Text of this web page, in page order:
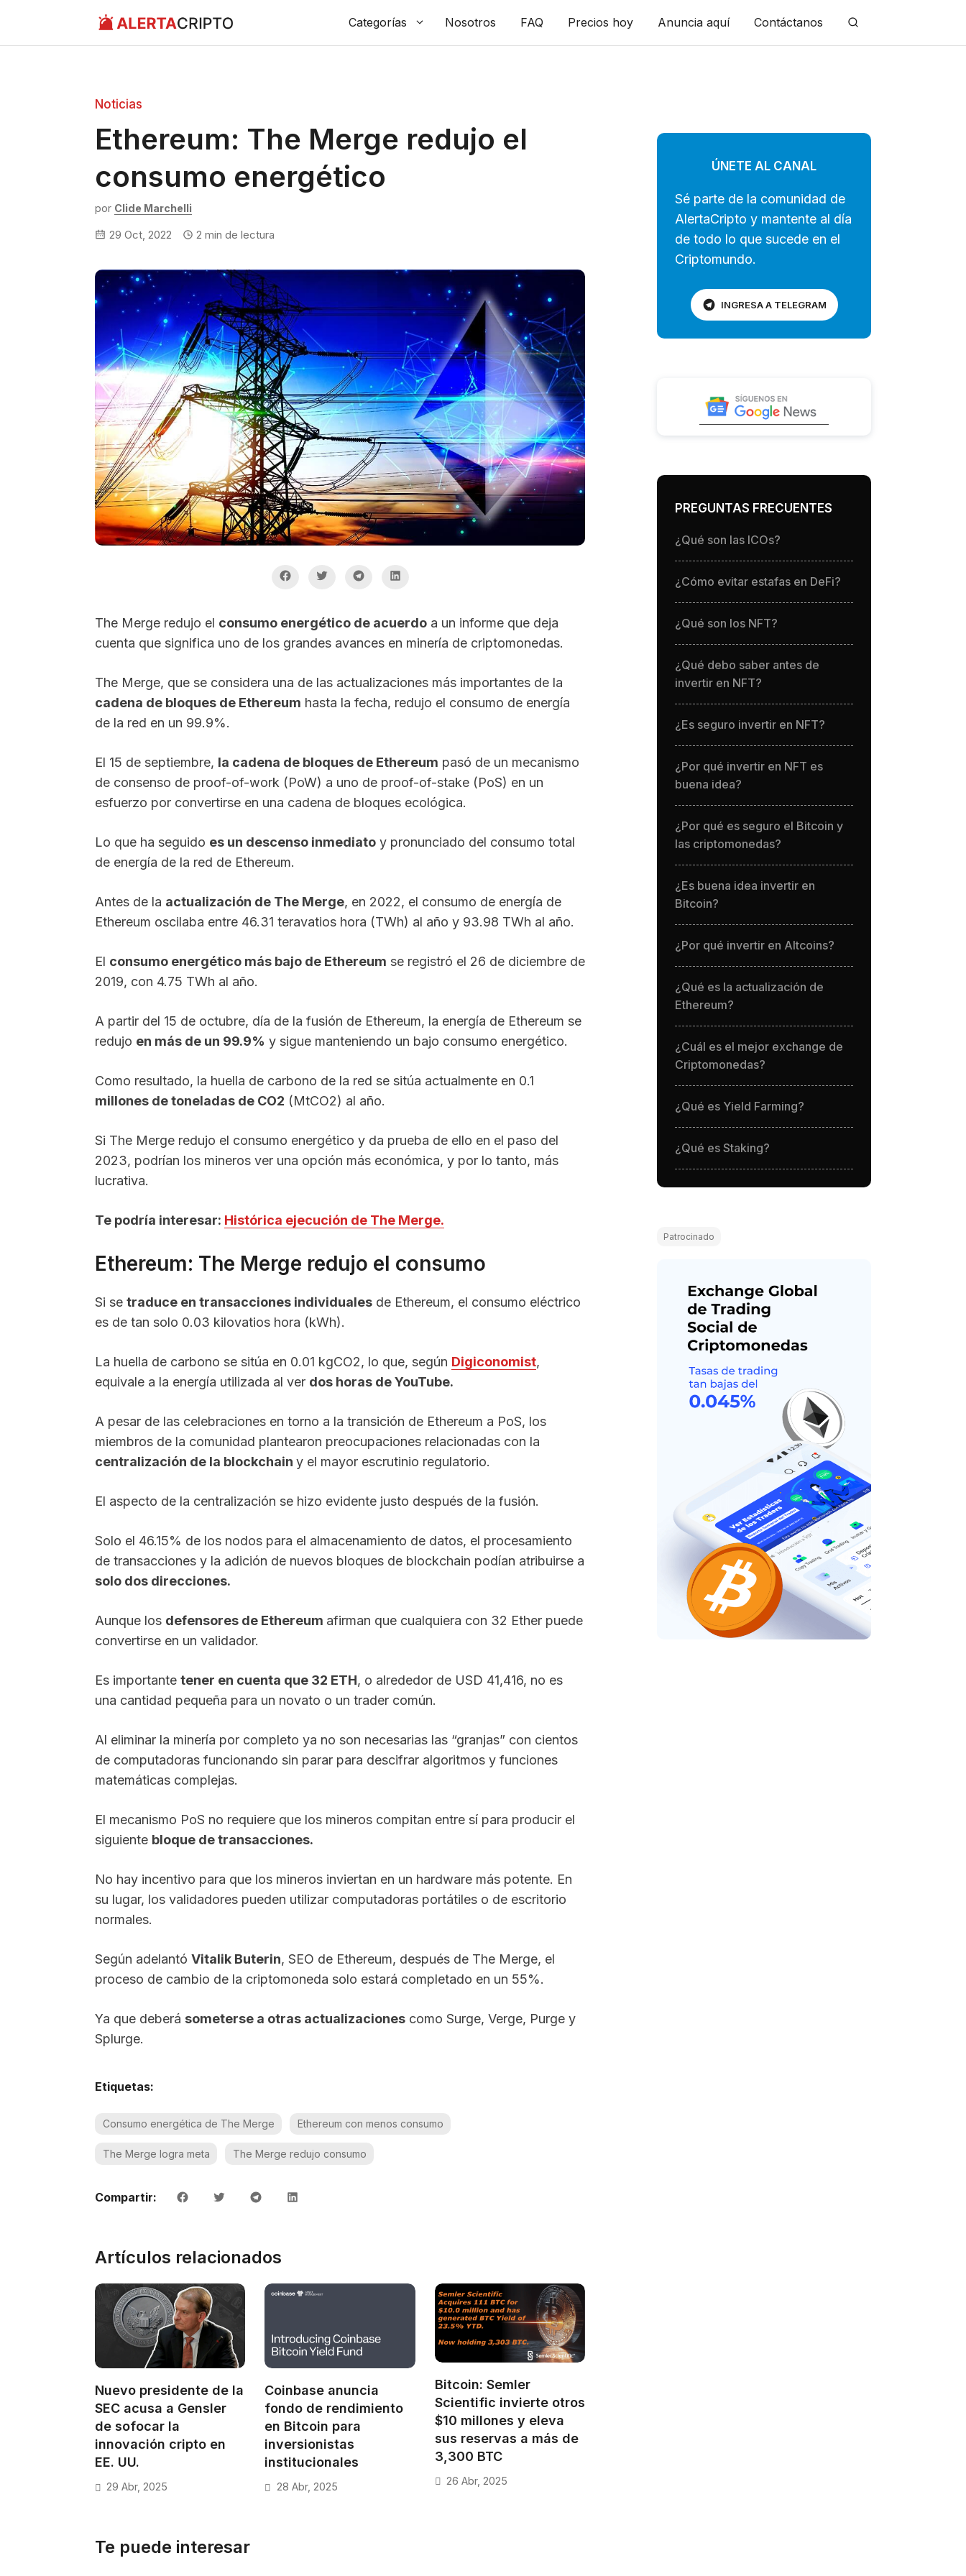
contenido
Categorías Nosotros FAQ Precios hoy Anuncia aquí Contáctanos
Noticias
Ethereum: The Merge redujo el
consumo energético
por Clide Marchelli
29 Oct, 2022 2 min de lectura
The Merge redujo el consumo energético de acuerdo a un informe que deja
cuenta que significa uno de los grandes avances en minería de criptomonedas.
The Merge, que se considera una de las actualizaciones más importantes de la
cadena de bloques de Ethereum hasta la fecha, redujo el consumo de energía
de la red en un 99.9%.
El 15 de septiembre, la cadena de bloques de Ethereum pasó de un mecanismo
de consenso de proof-of-work (PoW) a uno de proof-of-stake (PoS) en un
esfuerzo por convertirse en una cadena de bloques ecológica.
Lo que ha seguido es un descenso inmediato y pronunciado del consumo total
de energía de la red de Ethereum.
Antes de la actualización de The Merge, en 2022, el consumo de energía de
Ethereum oscilaba entre 46.31 teravatios hora (TWh) al año y 93.98 TWh al año.
El consumo energético más bajo de Ethereum se registró el 26 de diciembre de
2019, con 4.75 TWh al año.
A partir del 15 de octubre, día de la fusión de Ethereum, la energía de Ethereum se
redujo en más de un 99.9% y sigue manteniendo un bajo consumo energético.
Como resultado, la huella de carbono de la red se sitúa actualmente en 0.1
millones de toneladas de CO2 (MtCO2) al año.
Si The Merge redujo el consumo energético y da prueba de ello en el paso del
2023, podrían los mineros ver una opción más económica, y por lo tanto, más
lucrativa.
Te podría interesar: Histórica ejecución de The Merge.
Ethereum: The Merge redujo el consumo
Si se traduce en transacciones individuales de Ethereum, el consumo eléctrico
es de tan solo 0.03 kilovatios hora (kWh).
La huella de carbono se sitúa en 0.01 kgCO2, lo que, según Digiconomist,
equivale a la energía utilizada al ver dos horas de YouTube.
A pesar de las celebraciones en torno a la transición de Ethereum a PoS, los
miembros de la comunidad plantearon preocupaciones relacionadas con la
centralización de la blockchain y el mayor escrutinio regulatorio.
El aspecto de la centralización se hizo evidente justo después de la fusión.
Solo el 46.15% de los nodos para el almacenamiento de datos, el procesamiento
de transacciones y la adición de nuevos bloques de blockchain podían atribuirse a
solo dos direcciones.
Aunque los defensores de Ethereum afirman que cualquiera con 32 Ether puede
convertirse en un validador.
Es importante tener en cuenta que 32 ETH, o alrededor de USD 41,416, no es
una cantidad pequeña para un novato o un trader común.
Al eliminar la minería por completo ya no son necesarias las “granjas” con cientos
de computadoras funcionando sin parar para descifrar algoritmos y funciones
matemáticas complejas.
El mecanismo PoS no requiere que los mineros compitan entre sí para producir el
siguiente bloque de transacciones.
No hay incentivo para que los mineros inviertan en un hardware más potente. En
su lugar, los validadores pueden utilizar computadoras portátiles o de escritorio
normales.
Según adelantó Vitalik Buterin, SEO de Ethereum, después de The Merge, el
proceso de cambio de la criptomoneda solo estará completado en un 55%.
Ya que deberá someterse a otras actualizaciones como Surge, Verge, Purge y
Splurge.
Etiquetas:
Consumo energética de The Merge Ethereum con menos consumo
The Merge logra meta The Merge redujo consumo
Compartir:
Artículos relacionados
Nuevo presidente de la
SEC acusa a Gensler
de sofocar la
innovación cripto en
EE. UU.
29 Abr, 2025
Coinbase anuncia
fondo de rendimiento
en Bitcoin para
inversionistas
institucionales
28 Abr, 2025
Bitcoin: Semler
Scientific invierte otros
$10 millones y eleva
sus reservas a más de
3,300 BTC
26 Abr, 2025
Te puede interesar
ÚNETE AL CANAL
Sé parte de la comunidad de
AlertaCripto y mantente al día
de todo lo que sucede en el
Criptomundo.
INGRESA A TELEGRAM
PREGUNTAS FRECUENTES
¿Qué son las ICOs?
¿Cómo evitar estafas en DeFi?
¿Qué son los NFT?
¿Qué debo saber antes de
invertir en NFT?
¿Es seguro invertir en NFT?
¿Por qué invertir en NFT es
buena idea?
¿Por qué es seguro el Bitcoin y
las criptomonedas?
¿Es buena idea invertir en
Bitcoin?
¿Por qué invertir en Altcoins?
¿Qué es la actualización de
Ethereum?
¿Cuál es el mejor exchange de
Criptomonedas?
¿Qué es Yield Farming?
¿Qué es Staking?
Patrocinado